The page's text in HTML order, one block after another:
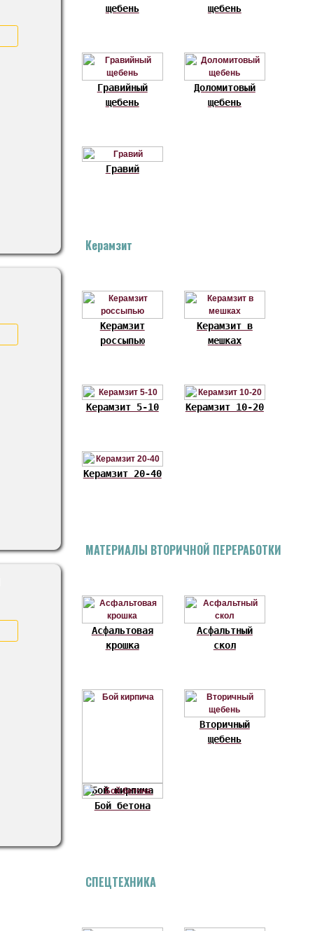
щебень
щебень
Гравийный
щебень
Доломитовый
щебень
Гравий
Керамзит
Керамзит
россыпью
Керамзит в
мешках
Керамзит 5-10 Керамзит 10-20
Керамзит 20-40
МАТЕРИАЛЫ ВТОРИЧНОЙ ПЕРЕРАБОТКИ
Асфальтовая
крошка
Асфальтный
скол
Бой кирпича
Вторичный
щебень
Бой бетона
СПЕЦТЕХНИКА